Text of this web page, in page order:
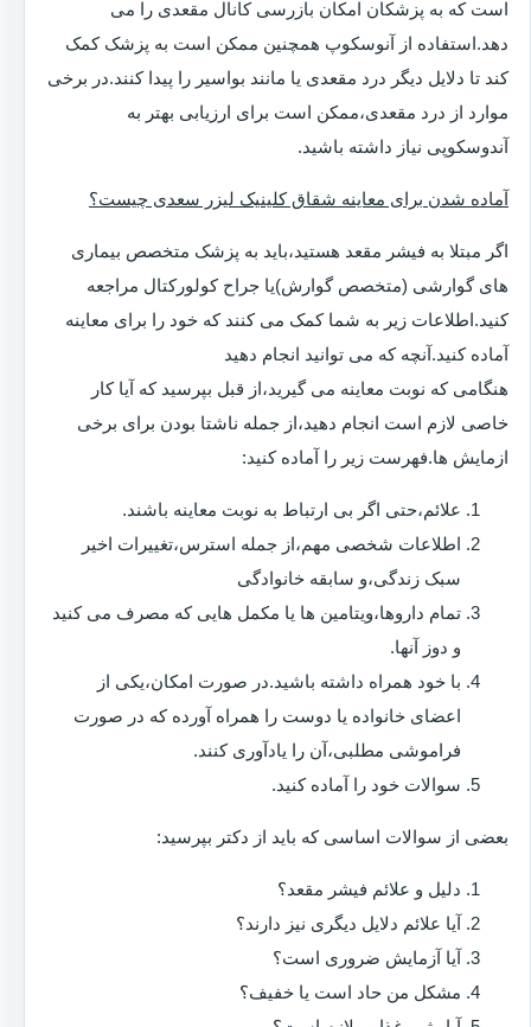
است که به پزشکان امکان بازرسی کانال مقعدی را می
دهد.استفاده از آنوسکوپ همچنین ممکن است به پزشک کمک
کند تا دلایل دیگر درد مقعدی یا مانند بواسیر را پیدا کنند.در برخی
موارد از درد مقعدی،ممکن است برای ارزیابی بهتر به
آندوسکوپی نیاز داشته باشید.
آماده شدن برای معاینه شقاق کلینیک لیزر سعدی چیست؟
اگر مبتلا به فیشر مقعد هستید،باید به پزشک متخصص بیماری
های گوارشی (متخصص گوارش)یا جراح کولورکتال مراجعه
کنید.اطلاعات زیر به شما کمک می کنند که خود را برای معاینه
آماده کنید.آنچه که می توانید انجام دهید
هنگامی که نوبت معاینه می گیرید،از قبل بپرسید که آیا کار
خاصی لازم است انجام دهید،از جمله ناشتا بودن برای برخی
ازمایش ها.فهرست زیر را آماده کنید:
علائم،حتی اگر بی ارتباط به نوبت معاینه باشند.
اطلاعات شخصی مهم،از جمله استرس،تغییرات اخیر
سبک زندگی،و سابقه خانوادگی
تمام داروها،ویتامین ها یا مکمل هایی که مصرف می کنید
و دوز آنها.
با خود همراه داشته باشید.در صورت امکان،یکی از
اعضای خانواده یا دوست را همراه آورده که در صورت
فراموشی مطلبی،آن را یادآوری کنند.
سوالات خود را آماده کنید.
بعضی از سوالات اساسی که باید از دکتر بپرسید:
دلیل و علائم فیشر مقعد؟
آیا علائم دلایل دیگری نیز دارند؟
آیا آزمایش ضروری است؟
مشکل من حاد است یا خفیف؟